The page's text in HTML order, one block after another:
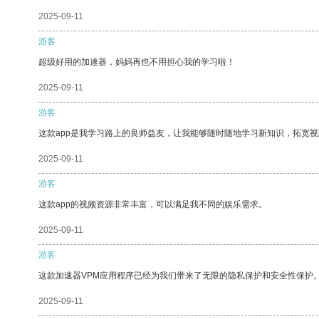
2025-09-11
游客
超级好用的加速器，妈妈再也不用担心我的学习啦！
2025-09-11
游客
这款app是我学习路上的良师益友，让我能够随时随地学习新知识，拓宽
2025-09-11
游客
这款app的视频资源非常丰富，可以满足我不同的娱乐需求。
2025-09-11
游客
这款加速器VPM应用程序已经为我们带来了无限的隐私保护和安全性保护
2025-09-11